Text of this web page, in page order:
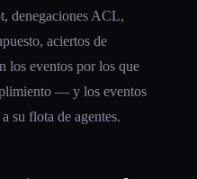
denegaciones ACL,
aciertos de
los eventos por los que
— y los eventos
su flota de agentes.